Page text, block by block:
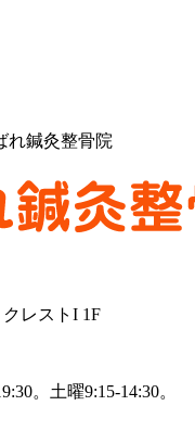
れ鍼灸整骨院
クレストI 1F